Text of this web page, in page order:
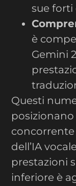
sue
è
Gemini
Questi
dell’IA
prestazioni
inferiore è